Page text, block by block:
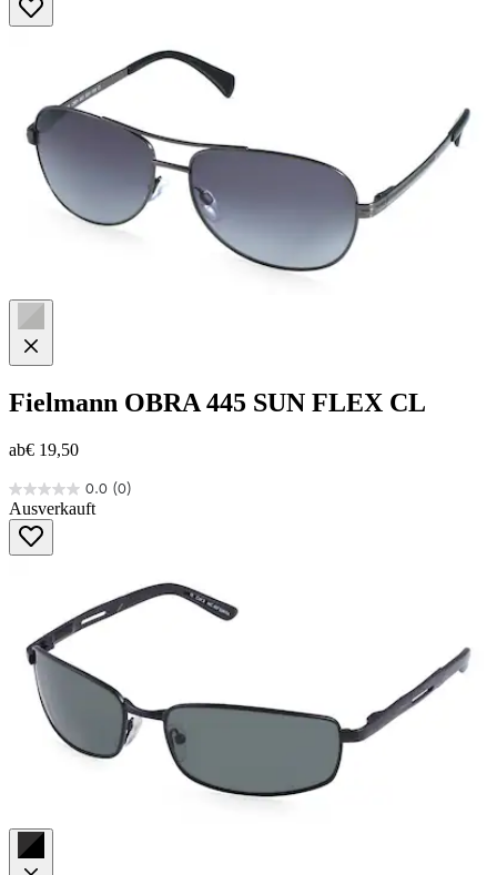
Sternen.
Fielmann OBRA 445 SUN FLEX CL
ab€ 19,50
0.0 (0)
0.0
von
Sternen.
Ausverkauft